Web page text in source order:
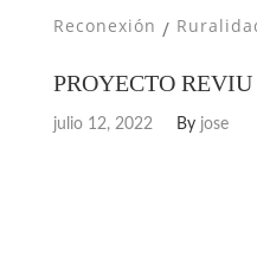
Reconexión /
PROYECTO
julio 12, 2022 By jose